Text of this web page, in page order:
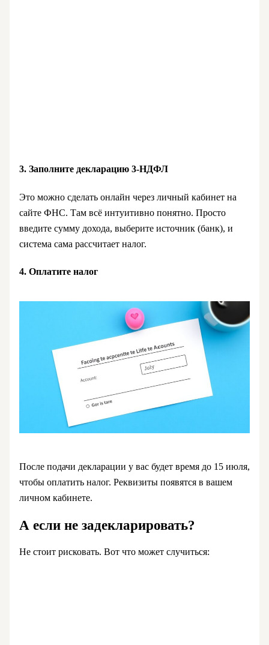
3. Заполните декларацию 3-НДФЛ
Это можно сделать онлайн через личный кабинет на
сайте ФНС. Там всё интуитивно понятно. Просто
введите сумму дохода, выберите источник (банк), и
система сама рассчитает налог.
4. Оплатите налог
После подачи декларации у вас будет время до 15 июля,
чтобы оплатить налог. Реквизиты появятся в вашем
личном кабинете.
А если не задекларировать?
Не стоит рисковать. Вот что может случиться: